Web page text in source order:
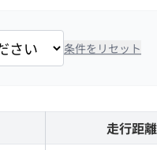
条件をリセット
走行距離